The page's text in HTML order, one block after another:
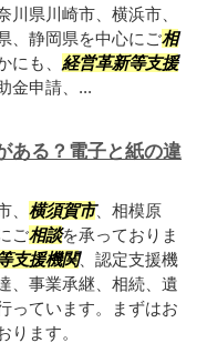
県川崎市、横浜市、
、静岡県を中心にご相
にも、 経営革新等支援
金申請、...
ある？電子と紙の違
、 横須賀市、相模原
ご相談を承っておりま
支援機関、認定支援機
、事業承継、相続、遺
っています。まずはお
ります。